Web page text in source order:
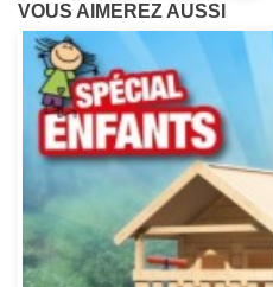
VOUS AIMEREZ AUSSI